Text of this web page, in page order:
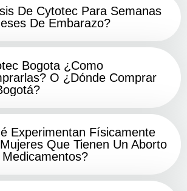
De Cytotec Para Semanas
De Embarazo?
Bogota ¿Como
O ¿Dónde Comprar
Experimentan Físicamente
Que Tienen Un Aborto
Medicamentos?